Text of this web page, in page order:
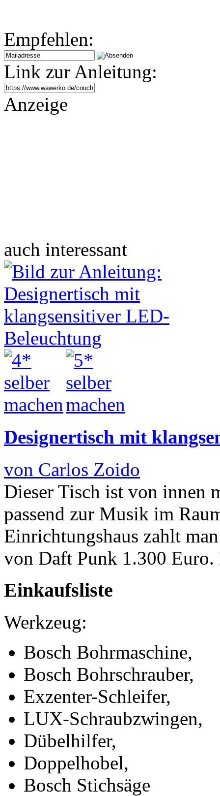
Empfehlen:
Link zur Anleitung:
Anzeige
auch interessant
Designertisch mit
von Carlos Zoido
Dieser Tisch ist von innen
passend zur Musik im
Einrichtungshaus zahlt
von Daft Punk 1.300
Einkaufsliste
Werkzeug:
Bosch Bohrmaschine,
Bosch Bohrschrauber,
Exzenter-Schleifer,
LUX-Schraubzwingen,
Dübelhilfer,
Doppelhobel,
Bosch Stichsäge